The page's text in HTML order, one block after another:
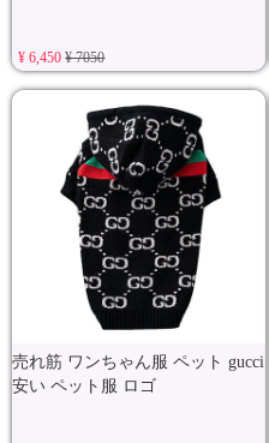
¥ 6,450¥ 7050
売れ筋 ワンちゃん服 ペット gucci
安い ペット服 ロゴ